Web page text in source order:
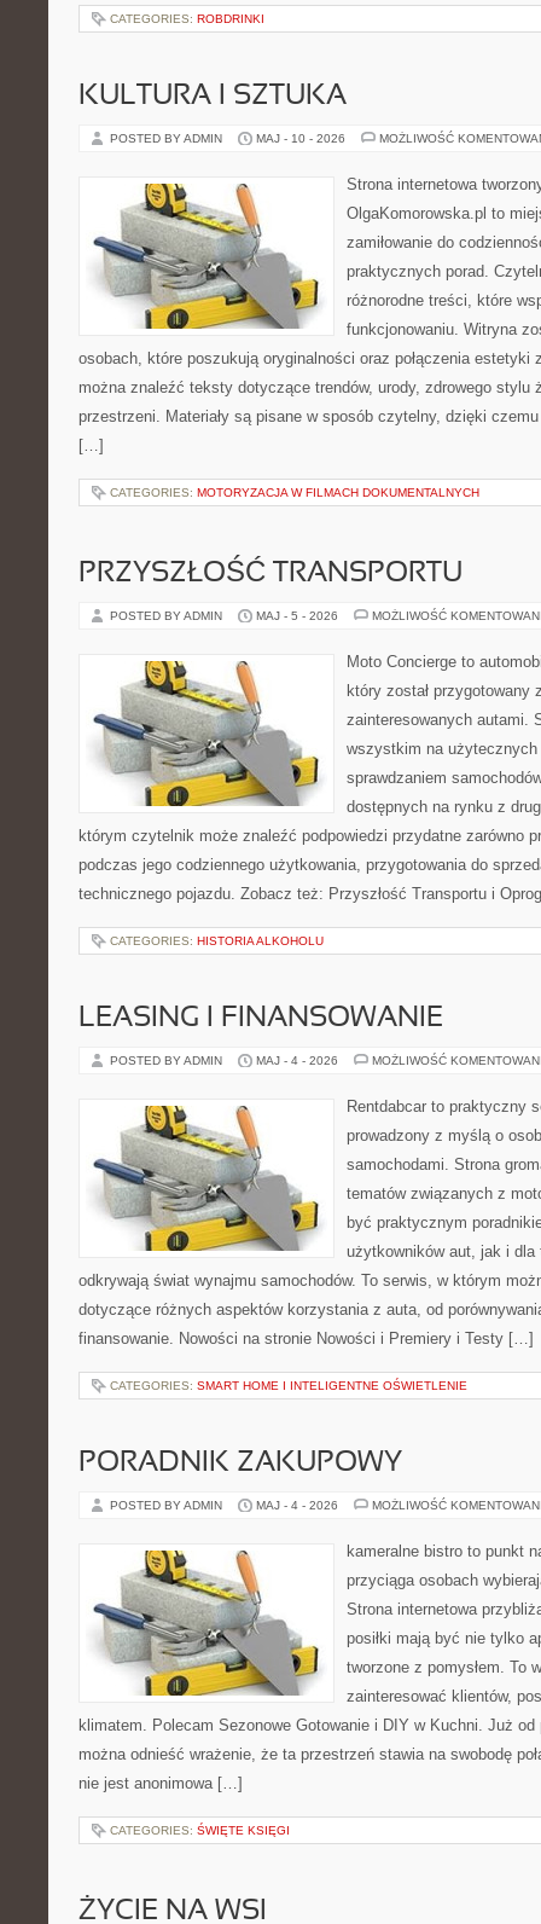
CATEGORIES: ROBDRINKI
KULTURA I SZTUKA
POSTED BY ADMIN MAJ - 10 - 2026 MOŻLIWOŚĆ
Strona internetowa
OlgaKomorowska.pl to
zamiłowanie do
praktycznych porad.
różnorodne treści, które
funkcjonowaniu. Witryna
osobach, które poszukują oryginalności oraz połączenia estetyki
można znaleźć teksty dotyczące trendów, urody, zdrowego stylu
przestrzeni. Materiały są pisane w sposób czytelny, dzięki
[…]
CATEGORIES: MOTORYZACJA W FILMACH DOKUMENTALNYCH
PRZYSZŁOŚĆ TRANSPORTU
POSTED BY ADMIN MAJ - 5 - 2026 MOŻLIWOŚĆ
Moto Concierge to
który został przygotowany
zainteresowanych autami.
wszystkim na
sprawdzaniem
dostępnych na rynku z
którym czytelnik może znaleźć podpowiedzi przydatne zarówno
podczas jego codziennego użytkowania, przygotowania do
technicznego pojazdu. Zobacz też: Przyszłość Transportu i
CATEGORIES: HISTORIA ALKOHOLU
LEASING I FINANSOWANIE
POSTED BY ADMIN MAJ - 4 - 2026 MOŻLIWOŚĆ
Rentdabcar to praktyczny
prowadzony z myślą o
samochodami. Strona
tematów związanych z
być praktycznym
użytkowników aut, jak i
odkrywają świat wynajmu samochodów. To serwis, w którym
dotyczące różnych aspektów korzystania z auta, od
finansowanie. Nowości na stronie Nowości i Premiery i Testy […]
CATEGORIES: SMART HOME I INTELIGENTNE OŚWIETLENIE
PORADNIK ZAKUPOWY
POSTED BY ADMIN MAJ - 4 - 2026 MOŻLIWOŚĆ
kameralne bistro to punkt
przyciąga osobach
Strona internetowa
posiłki mają być nie tylko
tworzone z pomysłem. To
zainteresować klientów,
klimatem. Polecam Sezonowe Gotowanie i DIY w Kuchni. Już
można odnieść wrażenie, że ta przestrzeń stawia na swobodę
nie jest anonimowa […]
CATEGORIES: ŚWIĘTE KSIĘGI
ŻYCIE NA WSI